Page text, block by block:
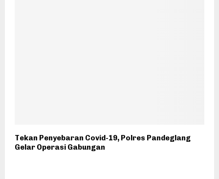
Tekan Penyebaran Covid-19, Polres Pandeglang
Gelar Operasi Gabungan